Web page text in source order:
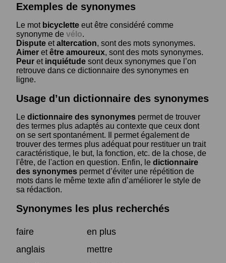
Exemples de synonymes
Le mot bicyclette eut être considéré comme
synonyme de vélo.
Dispute etaltercation, sont des mots synonymes.
Aimer etêtre amoureux, sont des mots synonymes.
Peur et inquiétude sont deux synonymes que l’on
retrouve dans ce dictionnaire des synonymes en
ligne.
Usage d’un dictionnaire des synonymes
Le dictionnaire des synonymes permet de trouver
des termes plus adaptés au contexte que ceux dont
on se sert spontanément. Il permet également de
trouver des termes plus adéquat pour restituer un trait
caractéristique, le but, la fonction, etc. de la chose, de
l'être, de l'action en question. Enfin, le dictionnaire
des synonymes permet d’éviter une répétition de
mots dans le même texte afin d’améliorer le style de
sa rédaction.
Synonymes les plus recherchés
faire
en plus
anglais
mettre